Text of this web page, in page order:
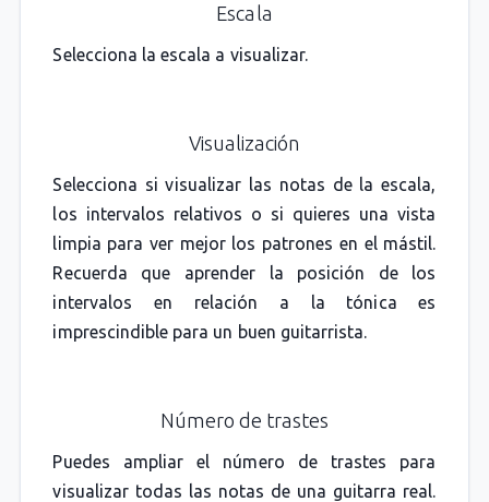
Escala
Selecciona la escala a visualizar.
Visualización
Selecciona si visualizar las notas de la escala,
los intervalos relativos o si quieres una vista
limpia para ver mejor los patrones en el mástil.
Recuerda que aprender la posición de los
intervalos en relación a la tónica es
imprescindible para un buen guitarrista.
Número de trastes
Puedes ampliar el número de trastes para
visualizar todas las notas de una guitarra real.